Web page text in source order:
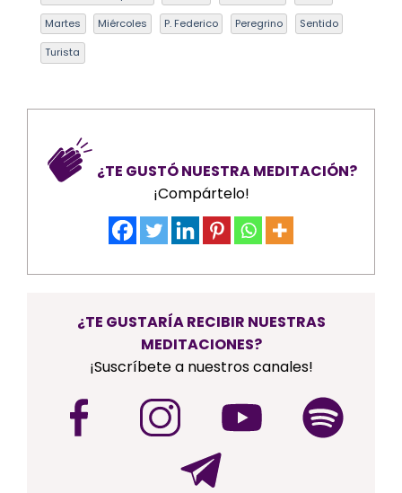
Martes Miércoles P. Federico Peregrino Sentido
Turista
¿TE GUSTÓ NUESTRA MEDITACIÓN?
¡Compártelo!
¿TE GUSTARÍA RECIBIR NUESTRAS
MEDITACIONES?
¡Suscríbete a nuestros canales!